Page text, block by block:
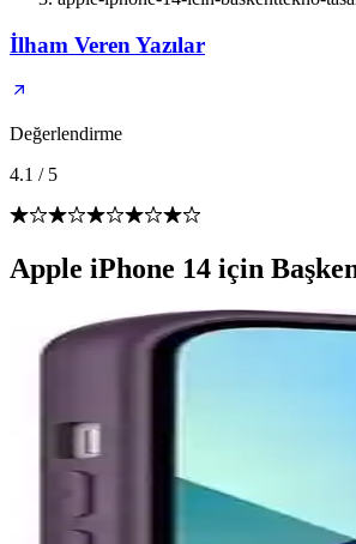
İlham Veren Yazılar
Değerlendirme
4.1 / 5
Apple iPhone 14 için